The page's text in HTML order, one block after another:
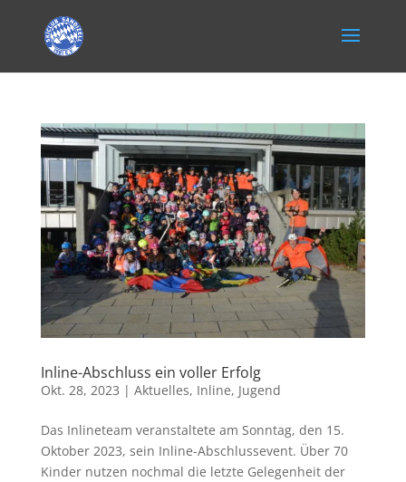
Inline-Abschluss ein voller Erfolg
Okt. 28, 2023 | Aktuelles, Inline, Jugend
Das Inlineteam veranstaltete am Sonntag, den 15.
Oktober 2023, sein Inline-Abschlussevent. Über 70
Kinder nutzen nochmal die letzte Gelegenheit der